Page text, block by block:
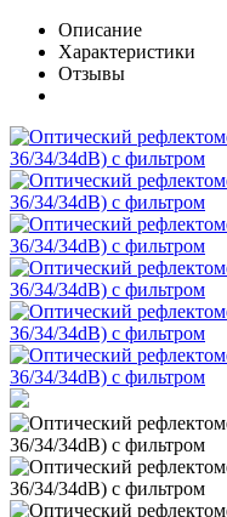
Описание
Характеристики
Отзывы